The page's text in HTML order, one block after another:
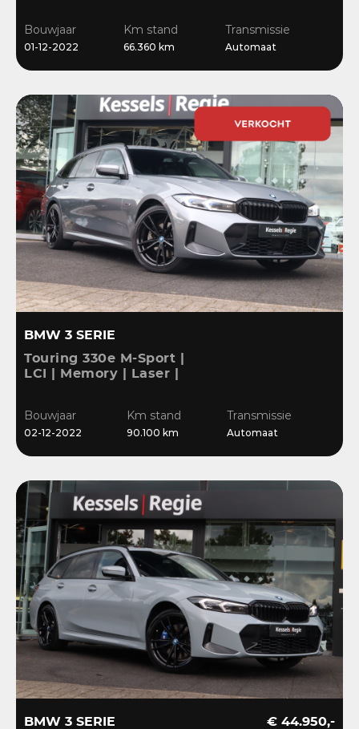
Stoelverwarming
Bouwjaar
01-12-2022
Km stand
66.360 km
Transmissie
Automaat
BMW 3 SERIE
Touring 330e M-Sport |
LCI | Memory | Laser |
Camera
Bouwjaar
02-12-2022
Km stand
90.100 km
Transmissie
Automaat
BMW 3 SERIE
€ 44.950,-